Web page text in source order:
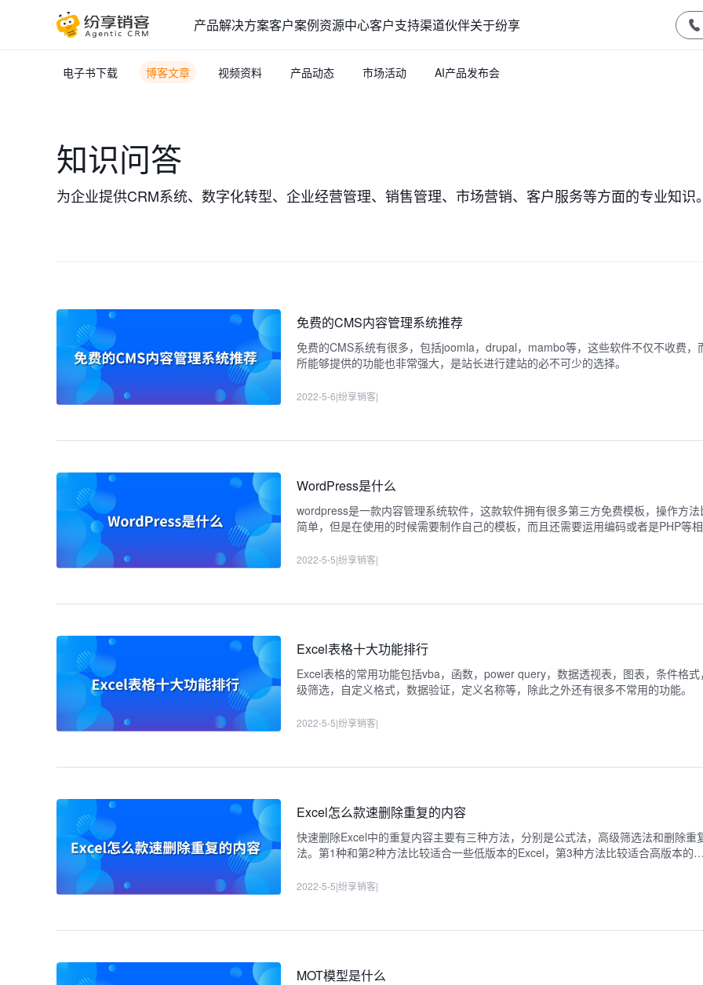
产品解决方案客户案例资源中心客户支持渠道伙伴关于纷享
电子书下载 博客文章 视频资料 产品动态 市场活动 AI产品发布会
知识问答
为企业提供CRM系统、数字化转型、企业经营管理、销售管理、市场营销、客户服务等方面的专业知识。
免费的CMS内容管理系统推荐
免费的CMS系统有很多，包括joomla，drupal，mambo等，这些软件不仅不收费，
所能够提供的功能也非常强大，是站长进行建站的必不可少的选择。
2022-5-6|纷享销客|
WordPress是什么
wordpress是一款内容管理系统软件，这款软件拥有很多第三方免费模板，操作方法
简单，但是在使用的时候需要制作自己的模板，而且还需要运用编码或者是PHP等
2022-5-5|纷享销客|
Excel表格十大功能排行
Excel表格的常用功能包括vba，函数，power query，数据透视表，图表，条件格式
级筛选，自定义格式，数据验证，定义名称等，除此之外还有很多不常用的功能。
2022-5-5|纷享销客|
Excel怎么款速删除重复的内容
快速删除Excel中的重复内容主要有三种方法，分别是公式法，高级筛选法和删除重
法。第1种和第2种方法比较适合一些低版本的Excel，第3种方法比较适合高版本的
2022-5-5|纷享销客|
MOT模型是什么